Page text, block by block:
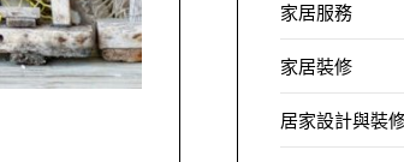
家居服務
家居裝修
居家設計與裝